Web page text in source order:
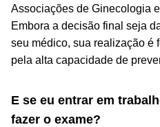
Associações de Ginecologia
Embora a decisão final seja
seu médico, sua realização é
pela alta capacidade de
E se eu entrar em
fazer o exame?